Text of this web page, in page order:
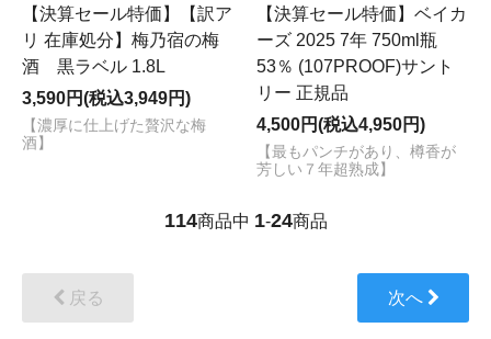
【決算セール特価】【訳ア
リ 在庫処分】梅乃宿の梅
酒 黒ラベル 1.8L
3,590円(税込3,949円)
【濃厚に仕上げた贅沢な梅
酒】
【決算セール特価】ベイカ
ーズ 2025 7年 750ml瓶
53％ (107PROOF)サント
リー 正規品
4,500円(税込4,950円)
【最もパンチがあり、樽香が
芳しい７年超熟成】
114商品中 1-24商品
戻る 次へ